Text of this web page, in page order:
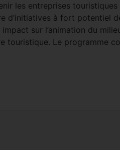
les entreprises
d’initiatives à fort potentiel
sur l’animation du
touristique. Le programme